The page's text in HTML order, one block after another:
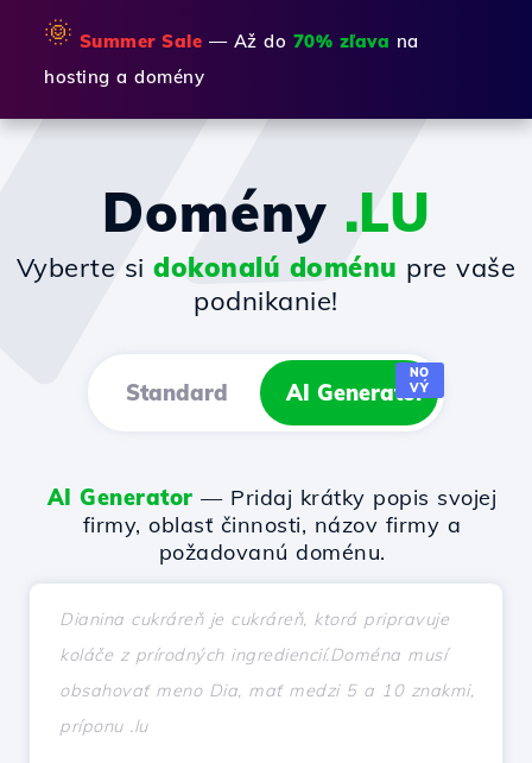
🌞 Summer Sale — Až do 70% zľava na
hosting a domény
Domény .LU
Vyberte sidokonalú doménu pre vaše
podnikanie!
Standard AI Generator
NO
VÝ
AI Generator — Pridaj krátky popis svojej
firmy, oblasť činnosti, názov firmy a
požadovanú doménu.